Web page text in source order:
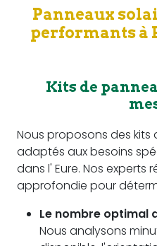
Panneaux
performants à
Kits de
Nous proposons des kits
adaptés aux besoins
dans l' Eure. Nos experts
approfondie pour
Le nombre optimal
Nous analysons